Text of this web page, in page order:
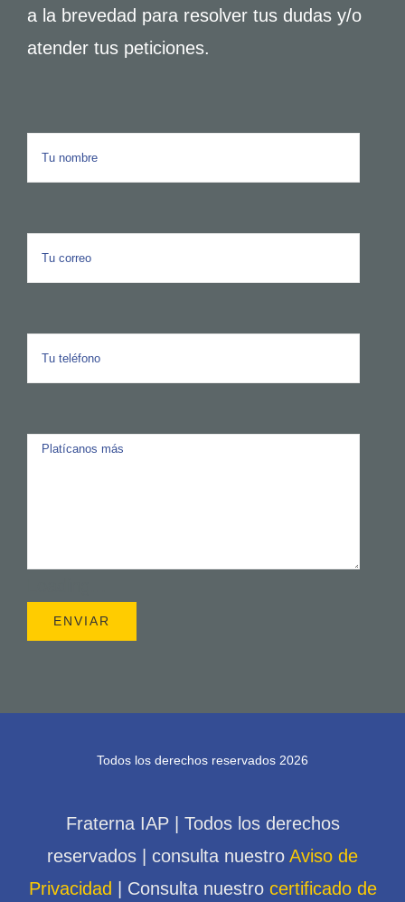
a la brevedad para resolver tus dudas y/o
atender tus peticiones.
Todos los derechos reservados 2026
Fraterna IAP | Todos los derechos
reservados | consulta nuestro Aviso de
Privacidad
| Consulta nuestro certificado de